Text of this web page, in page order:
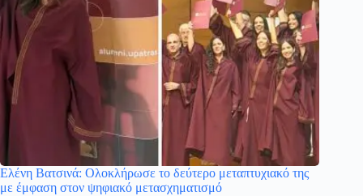
Ελένη Βατσινά: Ολοκλήρωσε το δεύτερο μεταπτυχιακό της
με έμφαση στον ψηφιακό μετασχηματισμό